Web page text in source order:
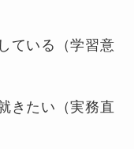
ている（学習意
きたい（実務直